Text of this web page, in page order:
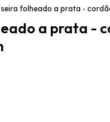
folheado a prata -
a prata -